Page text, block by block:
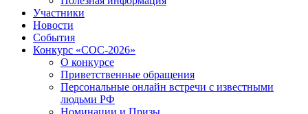
Участники
Новости
События
Конкурс «СОС-2026»
О конкурсе
Приветственные обращения
Персональные онлайн встречи с известными
людьми РФ
Номинации и Призы